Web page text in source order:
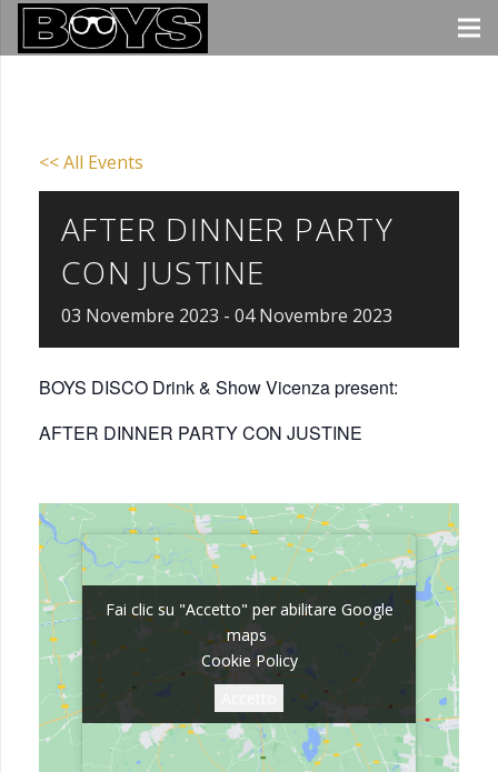
<< All Events
AFTER DINNER PARTY
CON JUSTINE
03 Novembre 2023 - 04 Novembre 2023
BOYS DISCO Drink & Show Vicenza present:
AFTER DINNER PARTY CON JUSTINE
Fai clic su "Accetto" per abilitare Google
maps
Cookie Policy
Fai clic su "Accetto" per abilitare Google
maps
Cookie Policy